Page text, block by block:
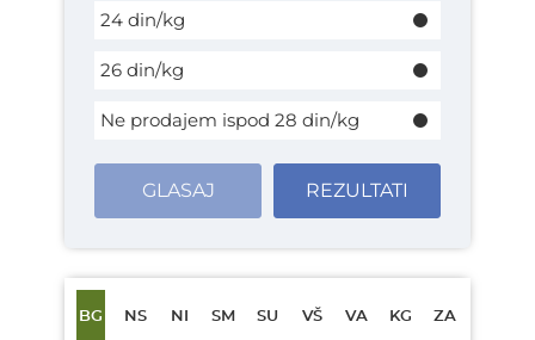
24 din/kg
26 din/kg
Ne prodajem ispod 28 din/kg
GLASAJ REZULTATI
BG NS NI SM SU VŠ VA KG ZA